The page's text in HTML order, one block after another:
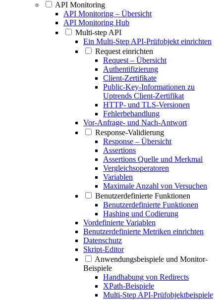
API Monitoring
API Monitoring – Übersicht
API Monitoring Hub
Multi-step API
Ein Multi-Step API-Prüfobjekt einrichten
Request einrichten
Request – Übersicht
Authentifizierung
Client-Zertifikate
Public-Key-Informationen zu
Uptrends Client-Zertifikat
HTTP- und TLS-Versionen
Fehlerbehandlung
Vor-Anfrage- und Nach-Antwort
Response-Validierung
Response – Übersicht
Assertions
Assertions Quelle und Merkmal
Vergleichsoperatoren
Variablen
Maximale Anzahl von Versuchen
Benutzerdefinierte Funktionen
Benutzerdefinierte Funktionen
Hashing und Codierung
Vordefinierte Variablen
Benutzerdefinierte Metriken einrichten
Datenschutz
Skript-Editor
Anwendungsbeispiele und Monitor-
Beispiele
Handhabung von Redirects
XPath-Beispiele
Multi-Step API-Prüfobjektbeispiele